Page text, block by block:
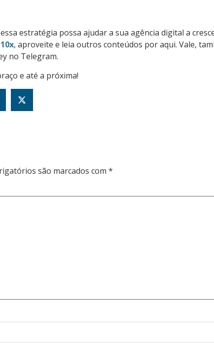
estratégia possa ajudar a sua agência digital a
, aproveite e leia outros conteúdos por aqui. Vale,
no Telegram.
e até a próxima!
são marcados com *